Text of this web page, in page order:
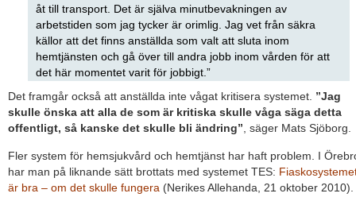
åt till transport. Det är själva minutbevakningen av
arbetstiden som jag tycker är orimlig. Jag vet från säkra
källor att det finns anställda som valt att sluta inom
hemtjänsten och gå över till andra jobb inom vården för att
det här momentet varit för jobbigt.”
Det framgår också att anställda inte vågat kritisera systemet. ”Jag
skulle önska att alla de som är kritiska skulle våga säga detta
offentligt, så kanske det skulle bli ändring” , säger Mats Sjöborg.
Fler system för hemsjukvård och hemtjänst har haft problem. I
har man på liknande sätt brottats med systemet TES:
är bra – om det skulle fungera (Nerikes Allehanda, 21 oktober 2010).